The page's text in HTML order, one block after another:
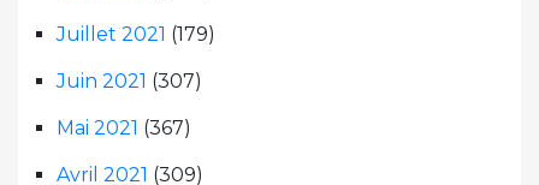
Juillet 2021 (179)
Juin 2021 (307)
Mai 2021 (367)
Avril 2021 (309)